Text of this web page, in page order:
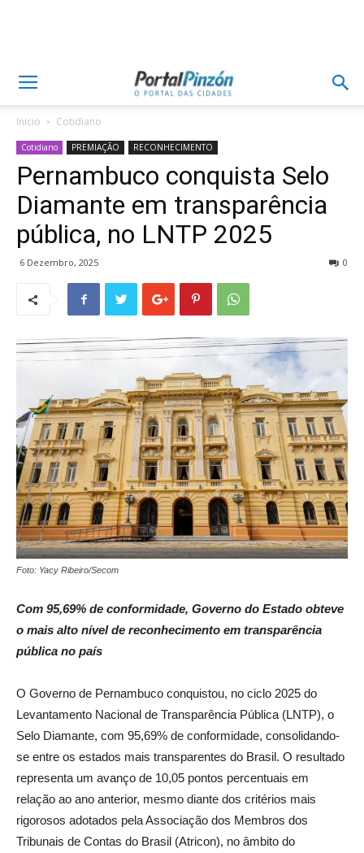
Inicio Cotidiano
Cotidiano PREMIAÇÃO RECONHECIMENTO
Pernambuco conquista Selo
Diamante em transparência
pública, no LNTP 2025
6 Dezembro, 2025 0
Foto: Yacy Ribeiro/Secom
Com 95,69% de conformidade, Governo do Estado obteve
o mais alto nível de reconhecimento em transparência
pública no país
O Governo de Pernambuco conquistou, no ciclo 2025 do
Levantamento Nacional de Transparência Pública (LNTP), o
Selo Diamante, com 95,69% de conformidade, consolidando-
se entre os estados mais transparentes do Brasil. O resultado
representa um avanço de 10,05 pontos percentuais em
relação ao ano anterior, mesmo diante dos critérios mais
rigorosos adotados pela Associação dos Membros dos
Tribunais de Contas do Brasil (Atricon), no âmbito do